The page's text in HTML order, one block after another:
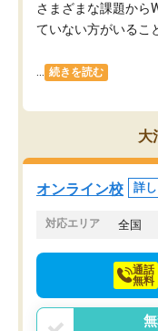
さまざまな課題から
ていない方がいるこ
続きを読む
大
オンライン校 詳
対応エリア 全国
通話
無料